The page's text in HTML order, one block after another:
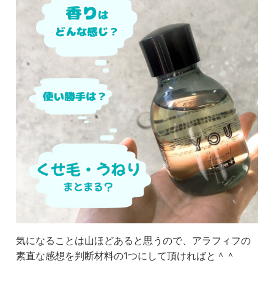
気になることは山ほどあると思うので、アラフィフの
素直な感想を判断材料の1つにして頂ければと＾＾